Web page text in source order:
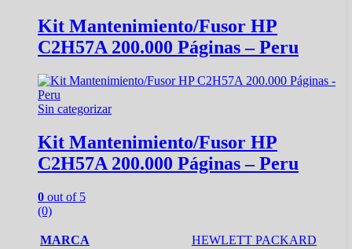
Kit Mantenimiento/Fusor HP
C2H57A 200.000 Páginas – Peru
Sin categorizar
Kit Mantenimiento/Fusor HP
C2H57A 200.000 Páginas – Peru
0 out of 5
(0)
MARCA
HEWLETT PACKARD